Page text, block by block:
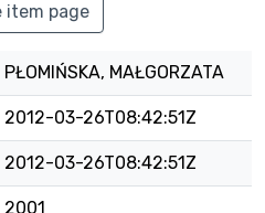
item page
PŁOMIŃSKA, MAŁGORZATA
2012-03-26T08:42:51Z
2012-03-26T08:42:51Z
2001